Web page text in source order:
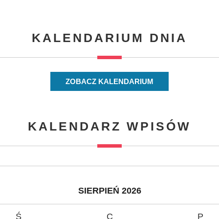
KALENDARIUM DNIA
ZOBACZ KALENDARIUM
KALENDARZ WPISÓW
SIERPIEŃ 2026
Ś C P